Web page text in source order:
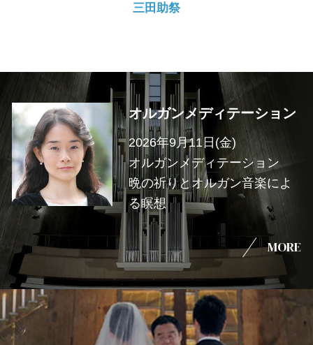
三田助祭
オルガンメディテーション
2026年9月11日(金)
オルガンメディテーション
晩の祈りとオルガン音楽によ
る瞑想
MORE